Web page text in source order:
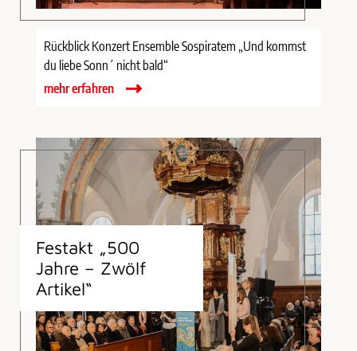
Rückblick Konzert Ensemble Sospiratem „Und kommst
du liebe Sonn´ nicht bald“
mehr erfahren
Festakt „500
Jahre – Zwölf
Artikel“